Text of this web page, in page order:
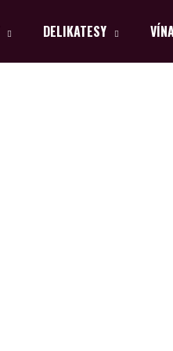
DELIKATESY